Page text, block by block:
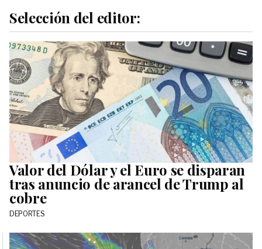
Selección del editor:
Valor del Dólar y el Euro se disparan
tras anuncio de arancel de Trump al
cobre
DEPORTES